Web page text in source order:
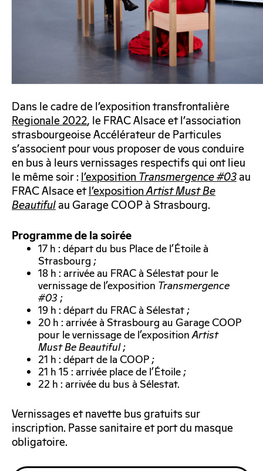
Dans le cadre de l’exposition transfrontalière
Regionale 2022, le FRAC Alsace et l’association
strasbourgeoise Accélérateur de Particules
s’associent pour vous proposer de vous conduire
en bus à leurs vernissages respectifs qui ont lieu
le même soir :l’expositionTransmergence #03au
FRAC Alsace etl’expositionArtist Must Be
Beautifulau Garage COOP à Strasbourg.
Programme de la soirée
17 h : départ du bus Place de l’Étoile à
Strasbourg ;
18 h : arrivée au FRAC à Sélestat pour le
vernissage de l’exposition Transmergence
#03;
19 h : départ du FRAC à Sélestat ;
20 h : arrivée à Strasbourg au Garage COOP
pour le vernissage de l’expositionArtist
Must Be Beautiful;
21 h : départ de la COOP ;
21 h 15 : arrivée place de l’Étoile ;
22 h : arrivée du bus à Sélestat.
Vernissages et navette bus gratuits sur
inscription. Passe sanitaire et port du masque
obligatoire.